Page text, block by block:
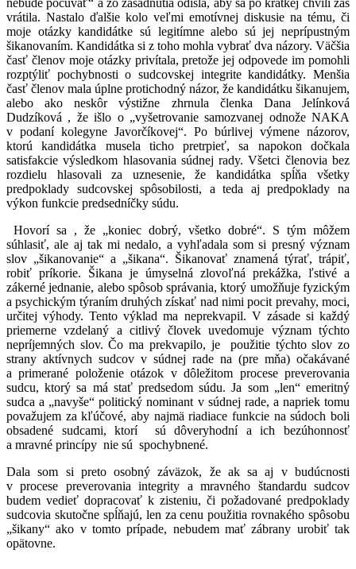
vrátila. Nastalo ďalšie kolo veľmi emotívnej diskusie na tému, či
moje otázky kandidátke sú legitímne alebo sú jej neprípustným
šikanovaním. Kandidátka si z toho mohla vybrať dva názory. Väčšia
časť členov moje otázky privítala, pretože jej odpovede im pomohli
rozptýliť pochybnosti o sudcovskej integrite kandidátky. Menšia
časť členov mala úplne protichodný názor, že kandidátku šikanujem,
alebo ako neskôr výstižne zhrnula členka Dana Jelínková
Dudzíková , že išlo o „vyšetrovanie samozvanej odnože NAKA
v podaní kolegyne Javorčíkovej“. Po búrlivej výmene názorov,
ktorú kandidátka musela ticho pretrpieť, sa napokon dočkala
satisfakcie výsledkom hlasovania súdnej rady. Všetci členovia bez
rozdielu hlasovali za uznesenie, že kandidátka spĺňa všetky
predpoklady sudcovskej spôsobilosti, a teda aj predpoklady na
výkon funkcie predsedníčky súdu.
Hovorí sa , že „koniec dobrý, všetko dobré“. S tým môžem
súhlasiť, ale aj tak mi nedalo, a vyhľadala som si presný význam
slov „šikanovanie“ a „šikana“. Šikanovať znamená týrať, trápiť,
robiť príkorie. Šikana je úmyselná zlovoľná prekážka, ľstivé a
zákerné jednanie, alebo spôsob správania, ktorý umožňuje fyzickým
a psychickým týraním druhých získať nad nimi pocit prevahy, moci,
určitej výhody. Tento výklad ma neprekvapil. V zásade si každý
priemerne vzdelaný a citlivý človek uvedomuje význam týchto
nepríjemných slov. Čo ma prekvapilo, je použitie týchto slov zo
strany aktívnych sudcov v súdnej rade na (pre mňa) očakávané
a primerané položenie otázok v dôležitom procese preverovania
sudcu, ktorý sa má stať predsedom súdu. Ja som „len“ emeritný
sudca a „navyše“ politický nominant v súdnej rade, a napriek tomu
považujem za kľúčové, aby najmä riadiace funkcie na súdoch boli
obsadené sudcami, ktorí sú dôveryhodní a ich bezúhonnosť
a mravné princípy nie sú spochybnené.
Dala som si preto osobný záväzok, že ak sa aj v budúcnosti
v procese preverovania integrity a mravného štandardu sudcov
budem vedieť dopracovať k zisteniu, či požadované predpoklady
sudcovia skutočne spĺňajú, len za cenu použitia rovnakého spôsobu
„šikany“ ako v tomto prípade, nebudem mať zábrany urobiť tak
opätovne.